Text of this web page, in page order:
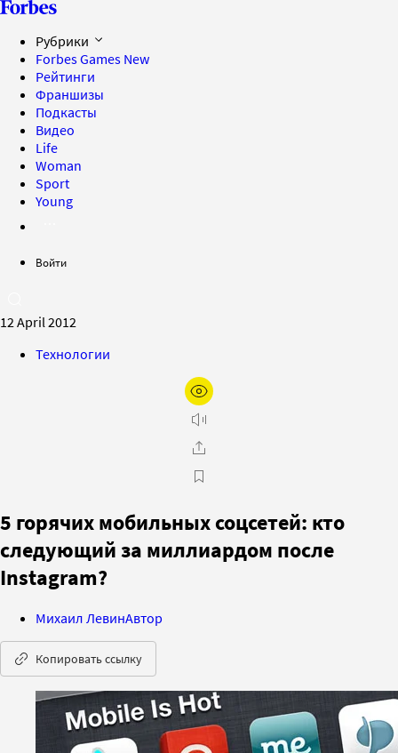
Рубрики
Forbes Games New
Рейтинги
Франшизы
Подкасты
Видео
Life
Woman
Sport
Young
Войти
12 April 2012
Технологии
5 горячих мобильных соцсетей: кто
следующий за миллиардом после
Instagram?
Михаил ЛевинАвтор
Копировать ссылку